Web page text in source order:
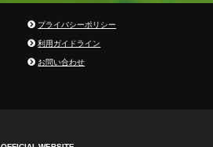
プライバシーポリシー
利用ガイドライン
お問い合わせ